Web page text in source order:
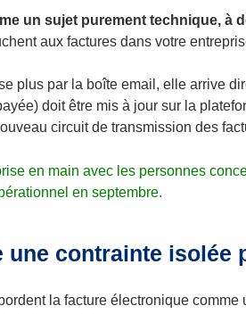
un sujet purement technique, à
aux factures dans votre
plus par la boîte email, elle arrive
doit être mis à jour sur la
circuit de transmission des
en main avec les personnes
en septembre.
contrainte isolée
la facture électronique